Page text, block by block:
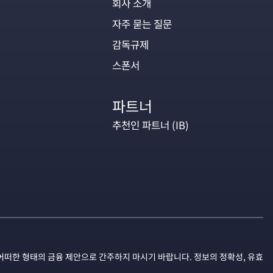
회사 소개
자주 묻는 질문
감독규제
스폰서
파트너
추천인 파트너 (IB)
한 형태의 금융 제안으로 간주하지 마시기 바랍니다. 정보의 정확성, 유효